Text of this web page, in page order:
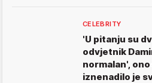
CELEBRITY
'U pitanju su
odvjetnik
normalan',
iznenadilo je